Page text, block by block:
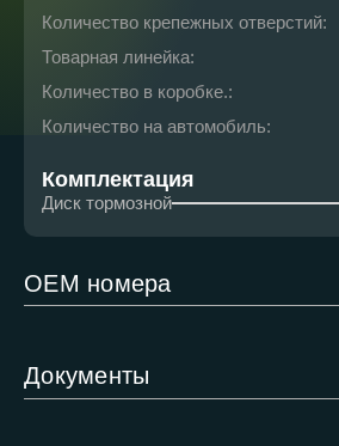
Количество крепежных отверстий:
Товарная линейка:
Количество в коробке.:
Количество на автомобиль:
Комплектация
Диск тормозной
ОЕМ номера
Документы